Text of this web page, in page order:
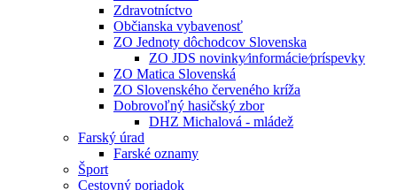
Zdravotníctvo
Občianska vybavenosť
ZO Jednoty dôchodcov Slovenska
ZO JDS novinky⁄informácie⁄príspevky
ZO Matica Slovenská
ZO Slovenského červeného kríža
Dobrovoľný hasičský zbor
DHZ Michalová - mládež
Farský úrad
Farské oznamy
Šport
Cestovný poriadok